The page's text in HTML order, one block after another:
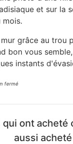
et sur la
mois.
grâce au trou
bon vous
instants
fermé
qui ont acheté
aussi acheté